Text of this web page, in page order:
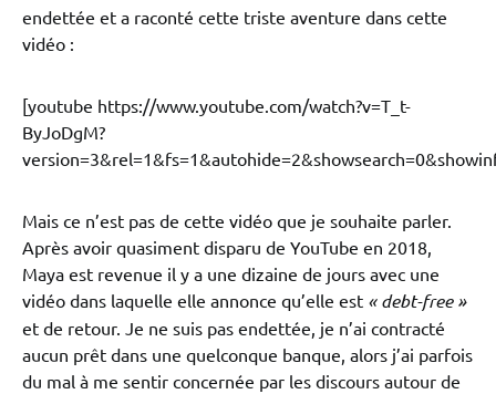
endettée et a raconté cette triste aventure dans cette
vidéo :
[youtube https://www.youtube.com/watch?v=T_t-
ByJoDgM?
Mais ce n’est pas de cette vidéo que je souhaite parler.
Après avoir quasiment disparu de YouTube en 2018,
Maya est revenue il y a une dizaine de jours avec une
vidéo dans laquelle elle annonce qu’elle est « debt-free »
et de retour. Je ne suis pas endettée, je n’ai contracté
aucun prêt dans une quelconque banque, alors j’ai parfois
du mal à me sentir concernée par les discours autour de